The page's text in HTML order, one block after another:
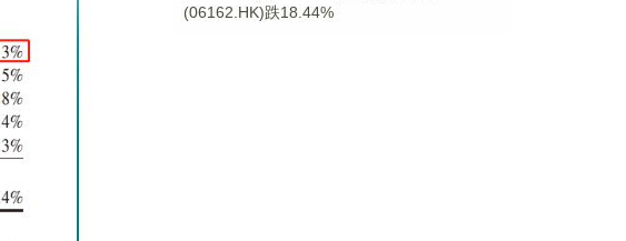
(06162.HK)跌18.44%